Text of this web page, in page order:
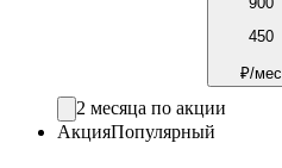
450
₽/мес
2 месяца по акции
АкцияПопулярный